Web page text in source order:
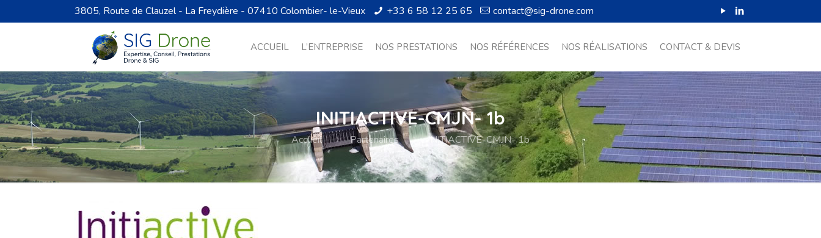
3805, Route de Clauzel - La Freydière - 07410 Colombier- le-Vieux +33 6 58 12 25 65 contact@sig-drone.com
ACCUEIL L’ENTREPRISE NOS PRESTATIONS NOS RÉFÉRENCES NOS RÉALISATIONS CONTACT & DEVIS
INITIACTIVE-CMJN- 1b
Accueil Partenaires INITIACTIVE-CMJN- 1b